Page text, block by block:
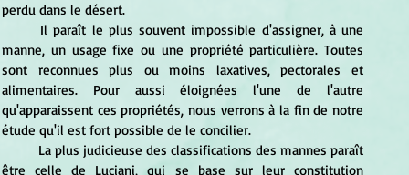
perdu dans le désert.
manne, un usage fixe ou une propriété particulière. Toutes
sont reconnues plus ou moins laxatives, pectorales et
alimentaires. Pour aussi éloignées l'une de l'autre
qu'apparaissent ces propriétés, nous verrons à la fin de notre
étude qu'il est fort possible de le concilier.
être celle de Luciani, qui se base sur leur constitution